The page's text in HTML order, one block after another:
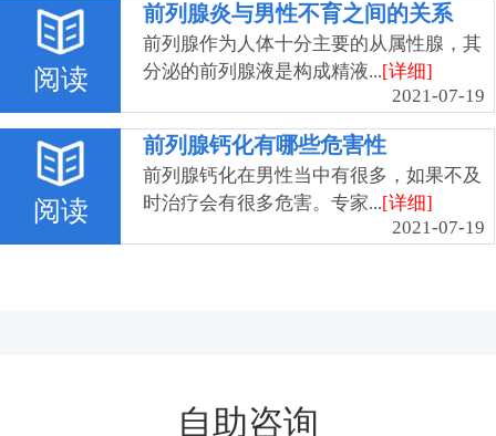
阅读
前列腺炎与男性不育之间的关系
前列腺作为人体十分主要的从属性腺，其
分泌的前列腺液是构成精液...[详细]
2021-07-19
阅读
前列腺钙化有哪些危害性
前列腺钙化在男性当中有很多，如果不及
时治疗会有很多危害。专家...[详细]
2021-07-19
自助咨询